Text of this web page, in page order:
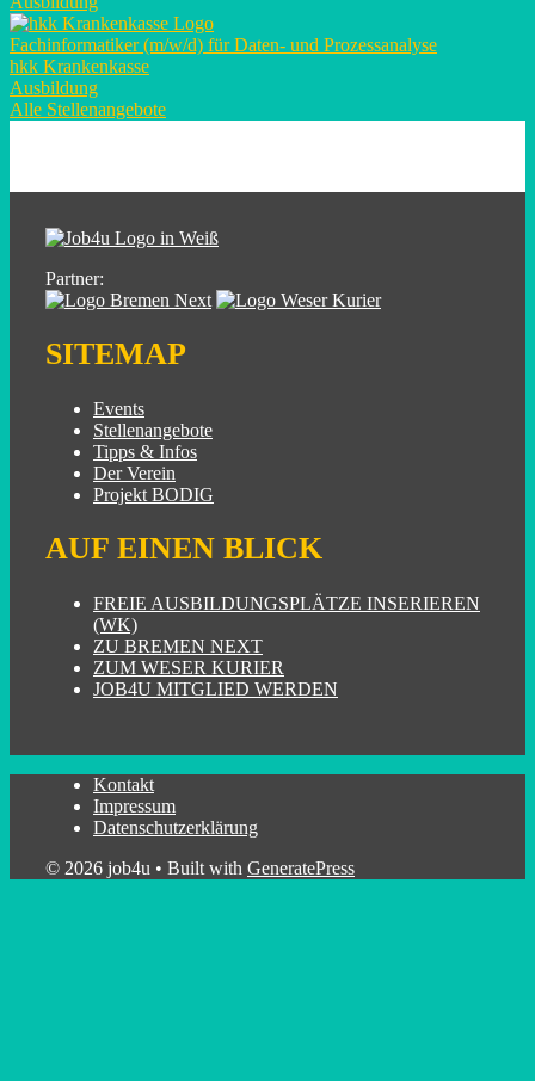
Fachinformatiker (m/w/d) für Daten- und Prozessanalyse
hkk Krankenkasse
Ausbildung
Alle Stellenangebote
Partner:
SITEMAP
Events
Stellenangebote
Tipps & Infos
Der Verein
Projekt BODIG
AUF EINEN BLICK
FREIE AUSBILDUNGSPLÄTZE INSERIEREN
(WK)
ZU BREMEN NEXT
ZUM WESER KURIER
JOB4U MITGLIED WERDEN
Kontakt
Impressum
Datenschutzerklärung
© 2026 job4u • Built with GeneratePress